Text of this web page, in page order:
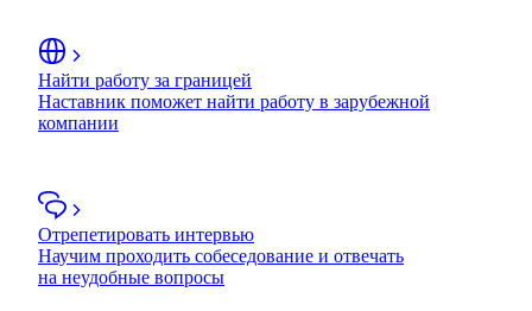
Найти работу за границей
Наставник поможет найти работу в зарубежной
компании
Отрепетировать интервью
Научим проходить собеседование и отвечать
на неудобные вопросы